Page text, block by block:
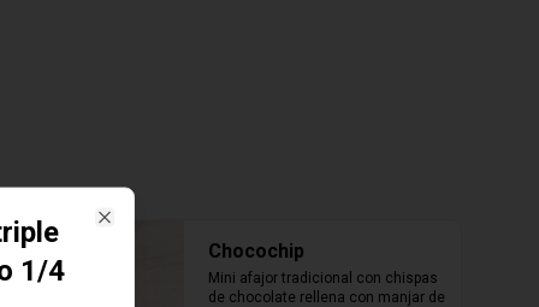
Chocochip
Mini afajor tradicional con chispas
de chocolate rellena con manjar de
1/4